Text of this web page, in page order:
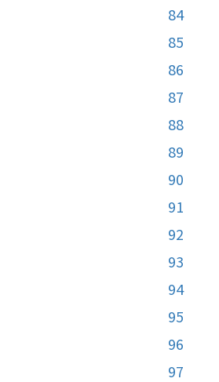
84
85
86
87
88
89
90
91
92
93
94
95
96
97